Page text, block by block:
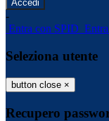
-
Entra con SPID
Seleziona utente
button close ×
Recupero